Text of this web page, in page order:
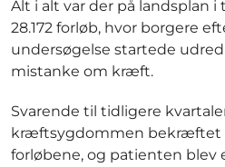
Alt i alt var der på landsplan i
28.172 forløb, hvor borgere
undersøgelse startede
mistanke om kræft.
Svarende til tidligere
kræftsygdommen bekræftet
forløbene, og patienten blev